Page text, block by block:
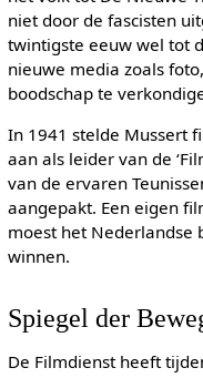
niet door de fascisten
twintigste eeuw wel tot
nieuwe media zoals
boodschap te
In 1941 stelde Mussert
aan als leider van de
van de ervaren
aangepakt. Een eigen
moest het Nederlandse
winnen.
Spiegel der
De Filmdienst heeft